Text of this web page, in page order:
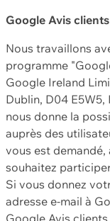
Google Avis clients
Nous travaillons
programme
Google Ireland
Dublin, D04
nous donne la
auprès des
vous est demandé,
souhaitez
Si vous donnez
adresse e-mail à